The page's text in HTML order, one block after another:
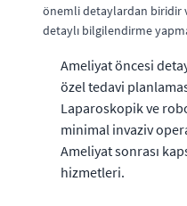
önemli detaylardan biridir
detaylı bilgilendirme
Ameliyat öncesi
özel tedavi
Laparoskopik ve
minimal invaziv
Ameliyat sonrası
hizmetleri.